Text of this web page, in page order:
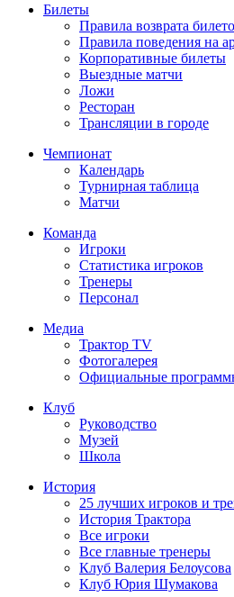
Билеты
Правила возврата
Правила поведения на
Корпоративные билеты
Выездные матчи
Ложи
Ресторан
Трансляции в городе
Чемпионат
Календарь
Турнирная таблица
Матчи
Команда
Игроки
Статистика игроков
Тренеры
Персонал
Медиа
Трактор TV
Фотогалерея
Официальные
Клуб
Руководство
Музей
Школа
История
25 лучших игроков и
История Трактора
Все игроки
Все главные тренеры
Клуб Валерия Белоусова
Клуб Юрия Шумакова